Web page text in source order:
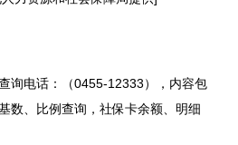
询电话：（0455-12333），内容包
数、比例查询，社保卡余额、明细